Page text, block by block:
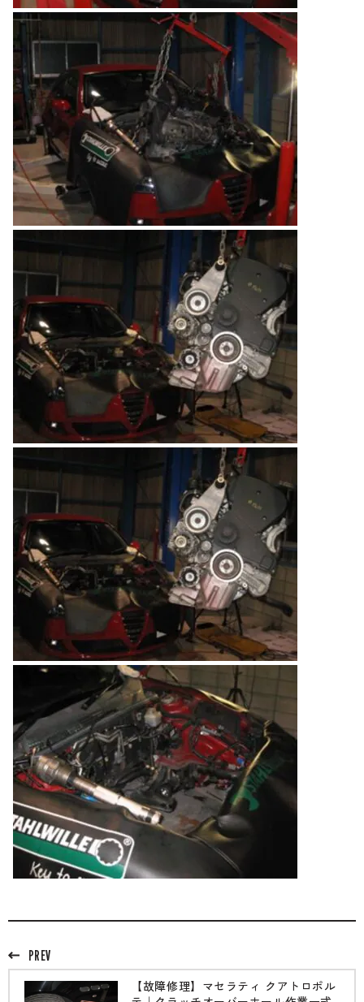
PREV
【故障修理】マセラティ クアトロポル